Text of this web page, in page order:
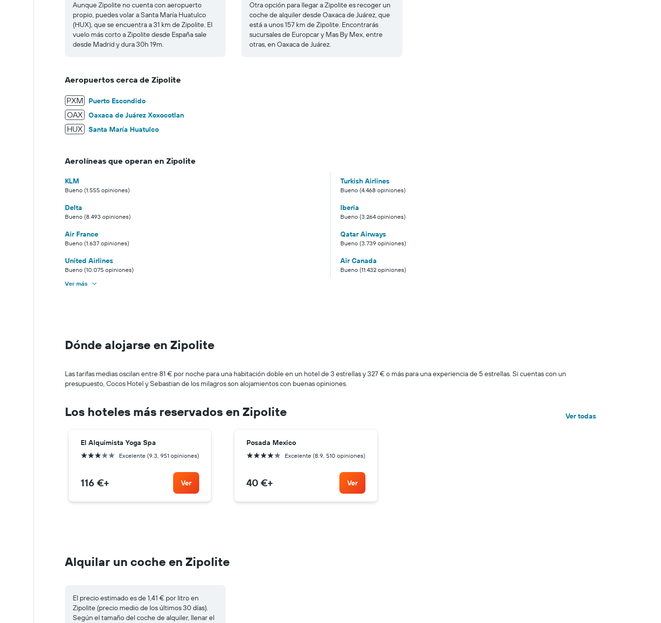
Aunque Zipolite no cuenta con aeropuerto
propio, puedes volar a Santa María Huatulco
(HUX), que se encuentra a 31 km de Zipolite. El
vuelo más corto a Zipolite desde España sale
desde Madrid y dura 30h 19m.
Otra opción para llegar a Zipolite es recoger un
coche de alquiler desde Oaxaca de Juárez, que
está a unos 157 km de Zipolite. Encontrarás
sucursales de Europcar y Mas By Mex, entre
otras, en Oaxaca de Juárez.
Aeropuertos cerca de Zipolite
PXM Puerto Escondido
OAX Oaxaca de Juárez Xoxocotlan
HUX Santa María Huatulco
Aerolíneas que operan en Zipolite
KLM
Bueno (1.555 opiniones)
Turkish Airlines
Bueno (4.468 opiniones)
Delta
Bueno (8.493 opiniones)
Iberia
Bueno (3.264 opiniones)
Air France
Bueno (1.637 opiniones)
Qatar Airways
Bueno (3.739 opiniones)
United Airlines
Bueno (10.075 opiniones)
Air Canada
Bueno (11.432 opiniones)
Ver más
Dónde alojarse en Zipolite
Las tarifas medias oscilan entre 81 € por noche para una habitación doble en un hotel de 3 estrellas y 327 € o más para una experiencia de 5 estrellas. Si cuentas con un
presupuesto, Cocos Hotel y Sebastian de los milagros son alojamientos con buenas opiniones.
Los hoteles más reservados en Zipolite Ver todas
El Alquimista Yoga Spa
3 estrellas Excelente (9.3, 951 opiniones)
116 €+ Ver
Posada Mexico
4 estrellas Excelente (8.9, 510 opiniones)
40 €+ Ver
Alquilar un coche en Zipolite
El precio estimado es de 1,41 € por litro en
Zipolite (precio medio de los últimos 30 días).
Según el tamaño del coche de alquiler, llenar el